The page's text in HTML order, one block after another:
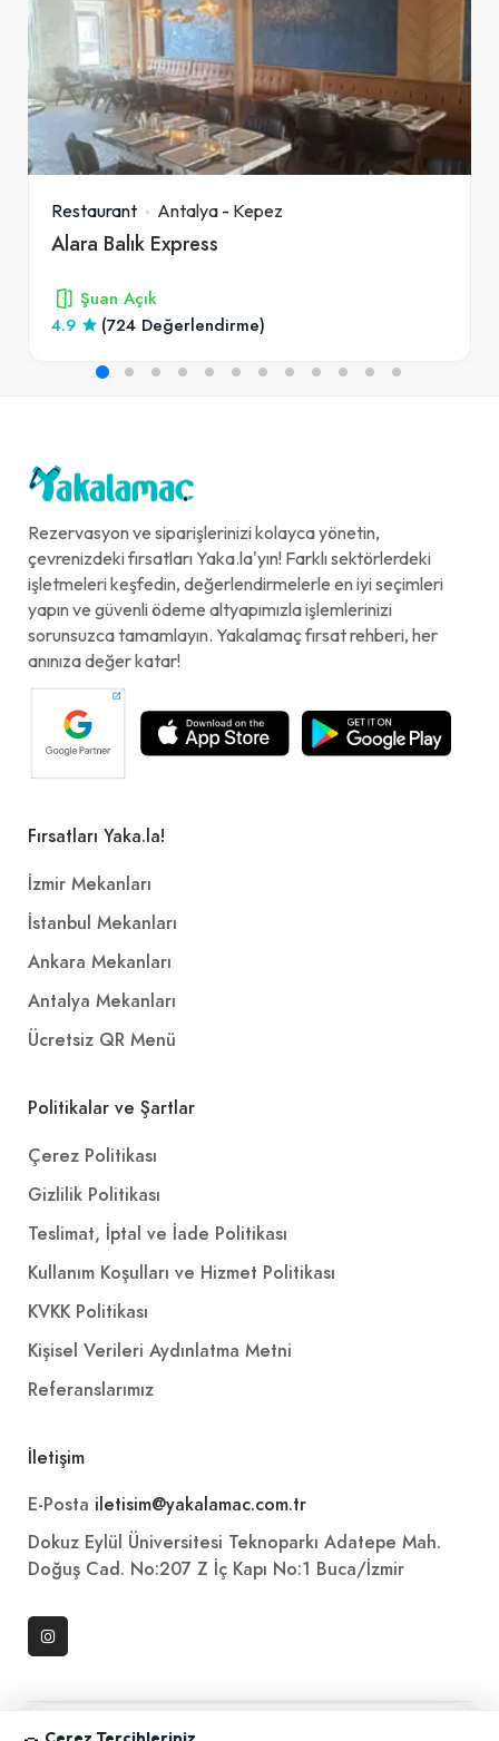
Restaurant Antalya - Kepez
Alara Balık Express
Şuan Açık
4.9
(724 Değerlendirme)
Rezervasyon ve siparişlerinizi kolayca yönetin,
çevrenizdeki fırsatları Yaka.la'yın! Farklı sektörlerdeki
işletmeleri keşfedin, değerlendirmelerle en iyi seçimleri
yapın ve güvenli ödeme altyapımızla işlemlerinizi
sorunsuzca tamamlayın. Yakalamaç fırsat rehberi, her
anınıza değer katar!
Fırsatları Yaka.la!
İzmir Mekanları
İstanbul Mekanları
Ankara Mekanları
Antalya Mekanları
Ücretsiz QR Menü
Politikalar ve Şartlar
Çerez Politikası
Gizlilik Politikası
Teslimat, İptal ve İade Politikası
Kullanım Koşulları ve Hizmet Politikası
KVKK Politikası
Kişisel Verileri Aydınlatma Metni
Referanslarımız
İletişim
E-Posta iletisim@yakalamac.com.tr
Dokuz Eylül Üniversitesi Teknoparkı Adatepe Mah.
Doğuş Cad. No:207 Z İç Kapı No:1 Buca/İzmir
📱 Mobil uygulamamızı keşfedin!